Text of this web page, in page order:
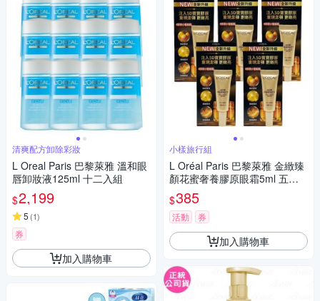
清爽配方卸除彩妝
L Oreal Paris 巴黎萊雅 溫和眼
唇卸妝液125ml 十二入組
$2,199
5 (1)
券
加入購物車
小樣旅行組
L Oréal Paris 巴黎萊雅 金緻臻
顏花蜜奢養膠原眼霜5ml 五入
組(25ml) 公司貨
$385
活動 券
加入購物車